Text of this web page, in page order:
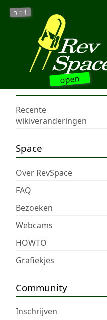
open
n = 1
Recente
wikiveranderingen
Space
Over RevSpace
FAQ
Bezoeken
Webcams
HOWTO
Grafiekjes
Community
Inschrijven